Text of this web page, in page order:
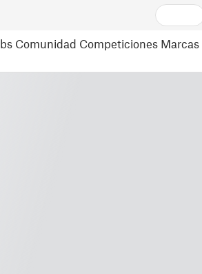
Comunidad Competiciones Marcas